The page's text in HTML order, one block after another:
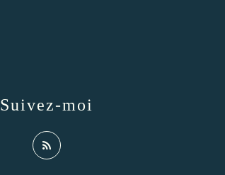
Suivez-moi